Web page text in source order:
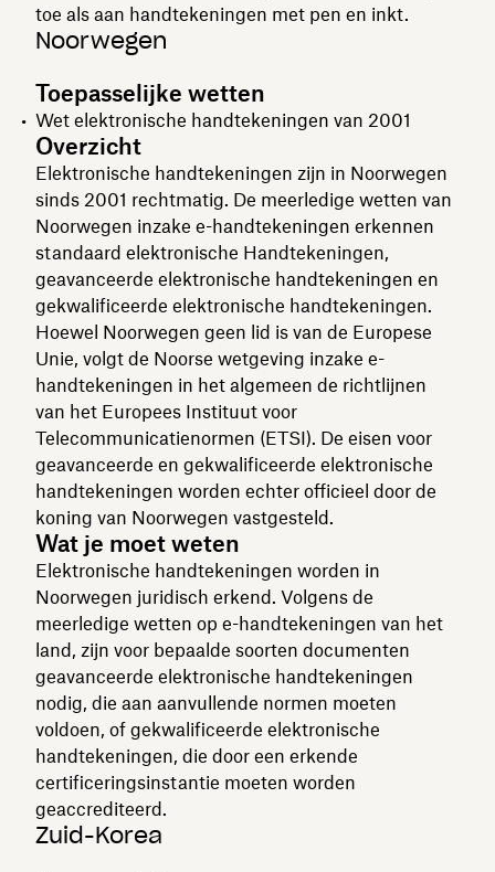
toe als aan handtekeningen met pen en inkt.
Noorwegen
Toepasselijke wetten
Wet elektronische handtekeningen van 2001
Overzicht
Elektronische handtekeningen zijn in Noorwegen
sinds 2001 rechtmatig. De meerledige wetten van
Noorwegen inzake e-handtekeningen erkennen
standaard elektronische Handtekeningen,
geavanceerde elektronische handtekeningen en
gekwalificeerde elektronische handtekeningen.
Hoewel Noorwegen geen lid is van de Europese
Unie, volgt de Noorse wetgeving inzake e-
handtekeningen in het algemeen de richtlijnen
van het Europees Instituut voor
Telecommunicatienormen (ETSI). De eisen voor
geavanceerde en gekwalificeerde elektronische
handtekeningen worden echter officieel door de
koning van Noorwegen vastgesteld.
Wat je moet weten
Elektronische handtekeningen worden in
Noorwegen juridisch erkend. Volgens de
meerledige wetten op e-handtekeningen van het
land, zijn voor bepaalde soorten documenten
geavanceerde elektronische handtekeningen
nodig, die aan aanvullende normen moeten
voldoen, of gekwalificeerde elektronische
handtekeningen, die door een erkende
certificeringsinstantie moeten worden
geaccrediteerd.
Zuid-Korea